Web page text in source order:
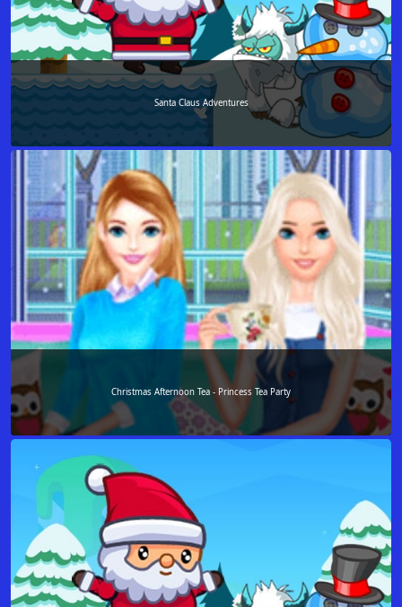
Santa Claus Adventures
Christmas Afternoon Tea - Princess Tea Party